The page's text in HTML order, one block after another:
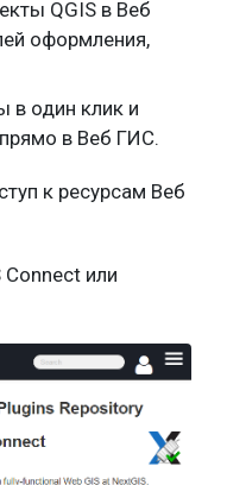
QGIS в Веб
оформления,
в один клик и
в Веб ГИС.
к ресурсам Веб
Connect или